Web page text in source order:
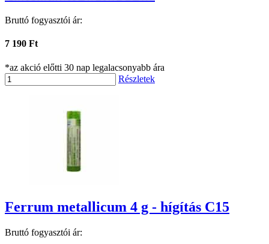
Bruttó fogyasztói ár:
7 190 Ft
*az akció előtti 30 nap legalacsonyabb ára
Részletek
Ferrum metallicum 4 g - hígítás C15
Bruttó fogyasztói ár: